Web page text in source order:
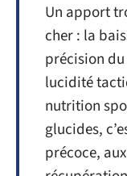
Un apport
cher : la
précision du
lucidité
nutrition
glucides,
précoce,